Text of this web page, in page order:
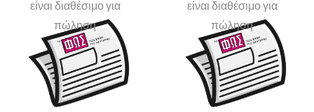
είναι διαθέσιμο για
πώληση
είναι διαθέσιμο για
πώληση